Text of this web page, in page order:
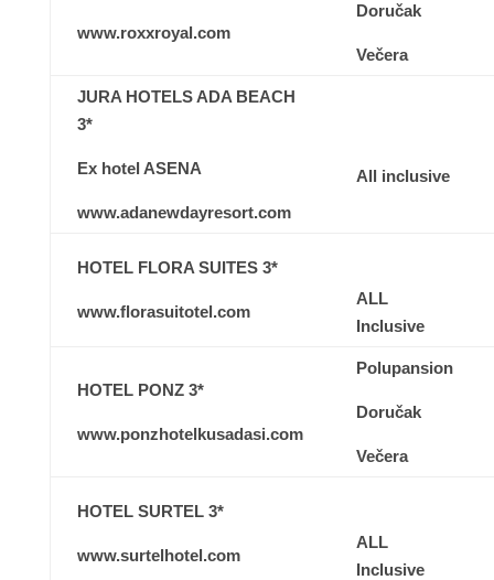
www.roxxroyal.com
Doručak
Večera
JURA HOTELS ADA BEACH
3*
Ex hotel ASENA
www.adanewdayresort.com
All inclusive
HOTEL FLORA SUITES 3*
www.florasuitotel.com
ALL
Inclusive
HOTEL PONZ 3*
www.ponzhotelkusadasi.com
Polupansion
Doručak
Večera
HOTEL SURTEL 3*
www.surtelhotel.com
ALL
Inclusive